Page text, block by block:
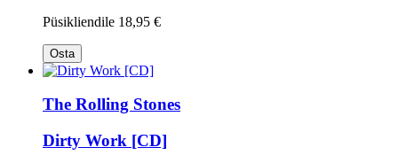
Püsikliendile 18,95 €
Osta
The Rolling Stones
Dirty Work [CD]